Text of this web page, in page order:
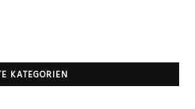
KATEGORIEN